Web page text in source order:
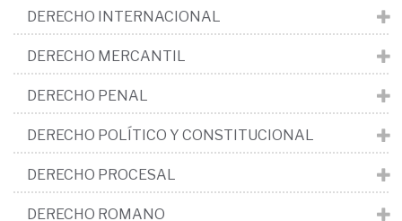
DERECHO INTERNACIONAL
DERECHO MERCANTIL
DERECHO PENAL
DERECHO POLÍTICO Y CONSTITUCIONAL
DERECHO PROCESAL
DERECHO ROMANO